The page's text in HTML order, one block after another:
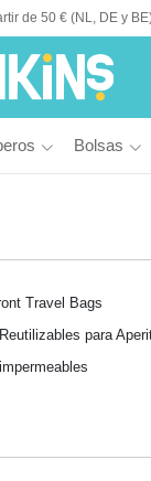
de 50 € (NL, DE y
Bolsas
Travel Bags
para